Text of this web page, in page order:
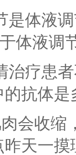
体液调
体液调
疗患者
抗体
收缩
天一